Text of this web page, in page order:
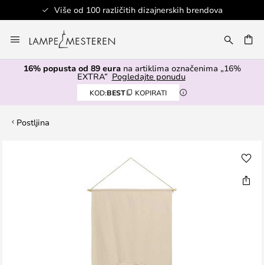
Više od 100 različitih dizajnerskih brendova
to
Content
16% popusta od 89 eurana artiklima označenima „16%
EXTRA” Pogledajte ponudu
KOD:BEST KOPIRATI
Postljina